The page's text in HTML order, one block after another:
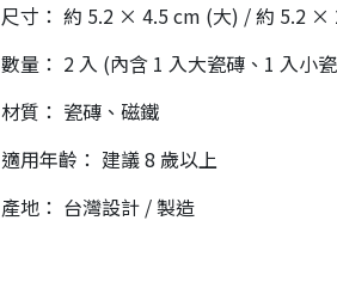
尺寸： 約 5.2 × 4.5 cm (大) / 約 5.2 ×
數量： 2 入 (內含 1 入大瓷磚、1 入小
材質： 瓷磚、磁鐵
適用年齡： 建議 8 歲以上
產地： 台灣設計 / 製造